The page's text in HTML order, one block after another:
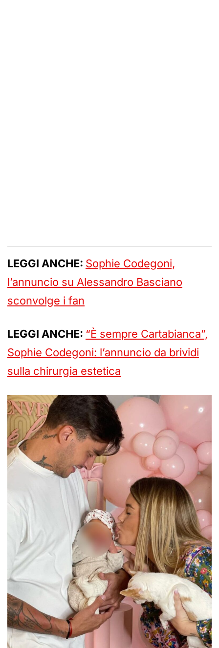
LEGGI ANCHE: Sophie Codegoni,
l’annuncio su Alessandro Basciano
sconvolge i fan
LEGGI ANCHE: “È sempre Cartabianca”,
Sophie Codegoni: l’annuncio da brividi
sulla chirurgia estetica